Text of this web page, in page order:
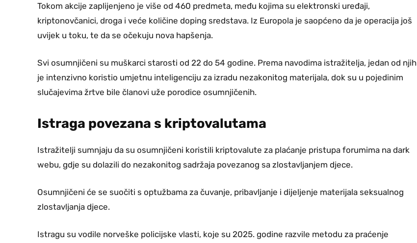
Tokom akcije zaplijenjeno je više od 460 predmeta, među kojima su elektronski uređaji,
kriptonovčanici, droga i veće količine doping sredstava. Iz Europola je saopćeno da je operacija još
uvijek u toku, te da se očekuju nova hapšenja.
Svi osumnjičeni su muškarci starosti od 22 do 54 godine. Prema navodima istražitelja, jedan od njih
je intenzivno koristio umjetnu inteligenciju za izradu nezakonitog materijala, dok su u pojedinim
slučajevima žrtve bile članovi uže porodice osumnjičenih.
Istraga povezana s kriptovalutama
Istražitelji sumnjaju da su osumnjičeni koristili kriptovalute za plaćanje pristupa forumima na dark
webu, gdje su dolazili do nezakonitog sadržaja povezanog sa zlostavljanjem djece.
Osumnjičeni će se suočiti s optužbama za čuvanje, pribavljanje i dijeljenje materijala seksualnog
zlostavljanja djece.
Istragu su vodile norveške policijske vlasti, koje su 2025. godine razvile metodu za praćenje